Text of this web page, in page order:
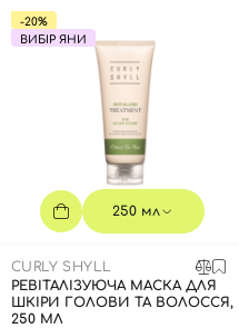
-20%
ВИБІР ЯНИ
250 мл
CURLY SHYLL
РЕВІТАЛІЗУЮЧА МАСКА ДЛЯ
ШКІРИ ГОЛОВИ ТА ВОЛОССЯ,
250 МЛ